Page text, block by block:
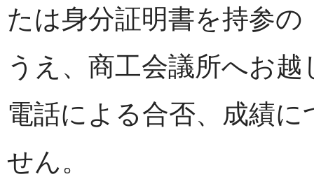
たは身分証明書を持参の
うえ、商工会議所へお
電話による合否、成績
せん。